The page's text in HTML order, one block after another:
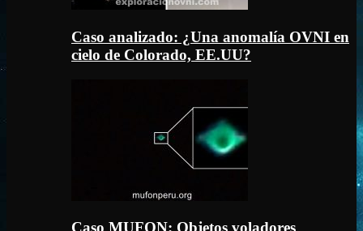
Caso analizado: ¿Una anomalía OVNI en
cielo de Colorado, EE.UU?
Caso MUFON: Objetos voladores